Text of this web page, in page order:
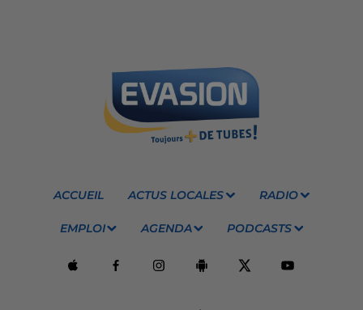
ACCUEIL ACTUS LOCALES RADIO
EMPLOI AGENDA PODCASTS